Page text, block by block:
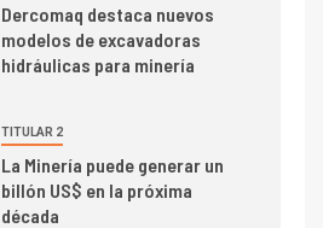
Producción minera en mayo de
PIB minero impacta el
crecimiento regional: Banco
Dercomaq destaca nuevos
modelos de excavadoras
hidráulicas para minería
TITULAR 2
La Minería puede generar un
billón US$ en la próxima
década